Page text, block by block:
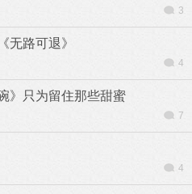
3
无路可退》
4
》只为留住那些甜蜜
7
4